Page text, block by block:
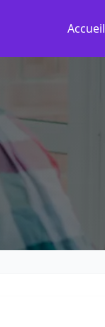
Accueil